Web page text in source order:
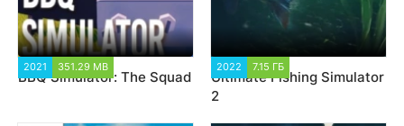
2021 351.29 MB
BBQ Simulator: The Squad
2022 7.15 ГБ
Ultimate Fishing Simulator
2